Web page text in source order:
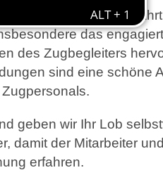
lesen, dass Sie die
das
des Zugbegleiters
sind eine schöne
geben wir Ihr Lob
damit der Mitarbeiter
erfahren.